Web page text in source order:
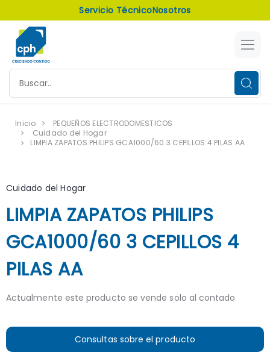
Servicio TécnicoNosotros
Inicio
PEQUEÑOS ELECTRODOMESTICOS
Cuidado del Hogar
LIMPIA ZAPATOS PHILIPS GCA1000/60 3 CEPILLOS 4 PILAS AA
Cuidado del Hogar
LIMPIA ZAPATOS PHILIPS
GCA1000/60 3 CEPILLOS 4
PILAS AA
Actualmente este producto se vende solo al contado
Consultas sobre el producto